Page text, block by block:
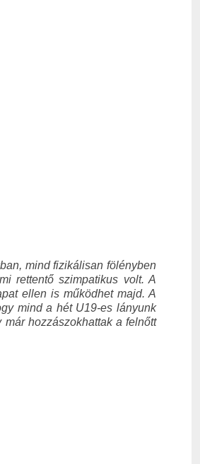
mind fizikálisan fölényben
rettentő szimpatikus volt. A
ellen is működhet majd. A
mind a hét U19-es lányunk
hozzászokhattak a felnőtt